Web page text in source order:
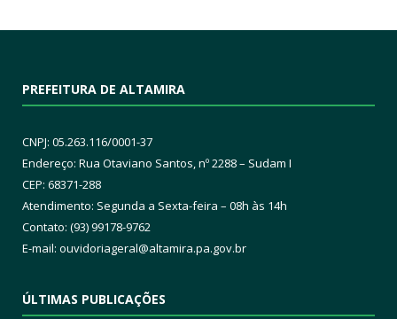
PREFEITURA DE ALTAMIRA
CNPJ: 05.263.116/0001-37
Endereço: Rua Otaviano Santos, nº 2288 – Sudam I
CEP: 68371-288
Atendimento: Segunda a Sexta-feira – 08h às 14h
Contato: (93) 99178-9762
E-mail: ouvidoriageral@altamira.pa.gov.br
ÚLTIMAS PUBLICAÇÕES